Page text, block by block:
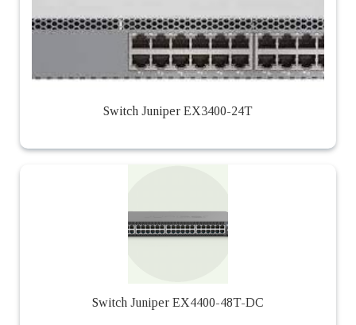
Switch Juniper EX3400-24T
Switch Juniper EX4400-48T-DC